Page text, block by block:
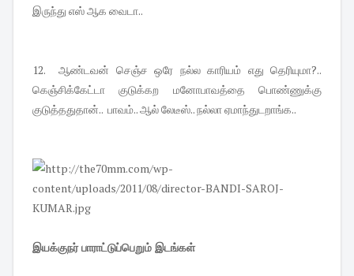
இருந்து எஸ் ஆக வைடா..
12. ஆண்டவன் செஞ்ச ஒரே நல்ல காரியம் எது தெரியுமா?..
கெஞ்சிக்கேட்டா குடுக்கற மனோபாவத்தை பொண்ணுக்கு
குடுத்ததுதான்.. பாவம்.. ஆல் லேடீஸ்.. நல்லா ஏமாந்துடறாங்க..
இயக்குநர் பாராட்டுப்பெறும் இடங்கள்